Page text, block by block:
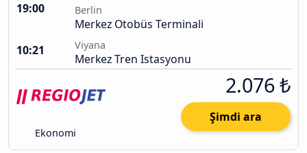
19:00 Berlin
Merkez Otobüs Terminali
10:21
Viyana
Merkez Tren Istasyonu
Ekonomi
2.076 ₺
Şimdi ara